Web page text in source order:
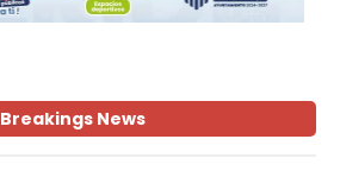
Breakings News